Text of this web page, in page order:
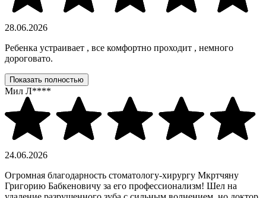
28.06.2026
Ребенка устраивает , все комфортно проходит , немного
дороговато.
Показать полностью
Мил Л****
24.06.2026
Огромная благодарность стоматологу-хирургу Мкртчяну
Григорию Бабкеновичу за его профессионализм! Шел на